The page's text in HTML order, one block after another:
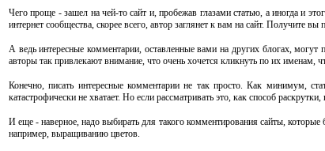
Чего проще - зашел на чей-то сайт и, пробежав глазами статью, а иногда и
интернет сообщества, скорее всего, автор заглянет к вам на сайт. Получите
А ведь интересные комментарии, оставленные вами на других блогах,
авторы так привлекают внимание, что очень хочется кликнуть по их именам,
Конечно, писать интересные комментарии не так просто. Как минимум,
катастрофически не хватает. Но если рассматривать это, как способ
И еще - наверное, надо выбирать для такого комментирования сайты,
например, выращиванию цветов.